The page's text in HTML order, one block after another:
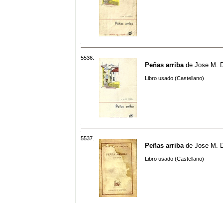
5536.
Peñas arriba de Jose M.
Libro usado (Castellano)
5537.
Peñas arriba de Jose M.
Libro usado (Castellano)